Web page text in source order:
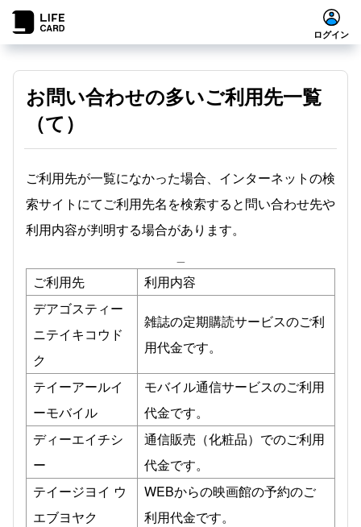
ログイン
お問い合わせの多いご利用先一覧
（て）
ご利用先が一覧になかった場合、インターネットの検
索サイトにてご利用先名を検索すると問い合わせ先や
利用内容が判明する場合があります。
ご利用先
利用内容
デアゴスティー
ニテイキコウド
ク
雑誌の定期購読サービスのご利
用代金です。
テイーアールイ
ーモバイル
モバイル通信サービスのご利用
代金です。
ディーエイチシ
ー
通信販売（化粧品）でのご利用
代金です。
テイージヨイ ウ
エブヨヤク
WEBからの映画館の予約のご
利用代金です。